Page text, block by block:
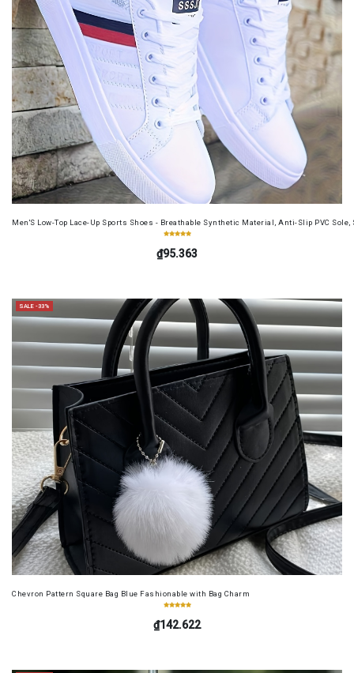
Men'S Low-Top Lace-Up Sports Shoes - Breathable Synthetic Material, Anti-Slip PVC
₫95.363
SALE -33%
Chevron Pattern Square Bag Blue Fashionable with Bag Charm
₫142.622